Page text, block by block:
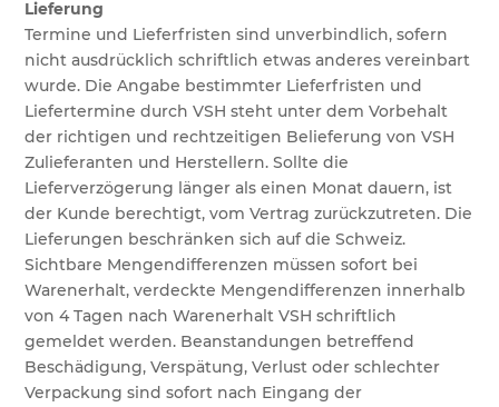
Lieferung
Termine und Lieferfristen sind unverbindlich, sofern
nicht ausdrücklich schriftlich etwas anderes vereinbart
wurde. Die Angabe bestimmter Lieferfristen und
Liefertermine durch VSH steht unter dem Vorbehalt
der richtigen und rechtzeitigen Belieferung von VSH
Zulieferanten und Herstellern. Sollte die
Lieferverzögerung länger als einen Monat dauern, ist
der Kunde berechtigt, vom Vertrag zurückzutreten. Die
Lieferungen beschränken sich auf die Schweiz.
Sichtbare Mengendifferenzen müssen sofort bei
Warenerhalt, verdeckte Mengendifferenzen innerhalb
von 4 Tagen nach Warenerhalt VSH schriftlich
gemeldet werden. Beanstandungen betreffend
Beschädigung, Verspätung, Verlust oder schlechter
Verpackung sind sofort nach Eingang der